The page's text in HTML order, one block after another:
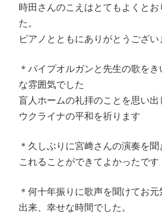
時田さんのこえはとてもよくと
た。
ピアノとともにありがとうござい
＊パイプオルガンと先生の歌を
な雰囲気でした
盲人ホームの礼拝のことを思い出
ウクライナの平和を祈ります
＊久しぶりに宮﨑さんの演奏を聞
これることができてよかったです
＊何十年振りに歌声を聞けてお
出来、幸せな時間でした。